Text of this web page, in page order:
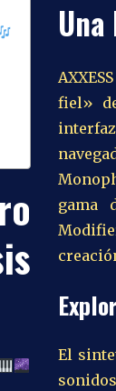
fiel»
gama
El